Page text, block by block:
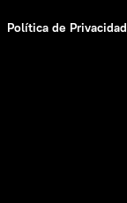
Política de Privacidad